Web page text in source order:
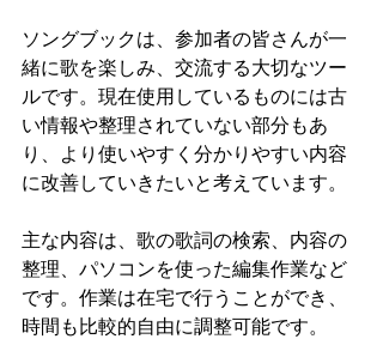
ソングブックは、参加者の皆さんが一
緒に歌を楽しみ、交流する大切なツー
ルです。現在使用しているものには古
い情報や整理されていない部分もあ
り、より使いやすく分かりやすい内容
に改善していきたいと考えています。
主な内容は、歌の歌詞の検索、内容の
整理、パソコンを使った編集作業など
です。作業は在宅で行うことができ、
時間も比較的自由に調整可能です。